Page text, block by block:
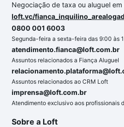
Negociação de taxa ou aluguel em
loft.vc/
0800 001 6003
Segunda-feira a sexta-feira das 9:00 às
atendimento.fianca@loft.com.br
Assuntos relacionados a Fiança Aluguel
Assuntos relacionados ao CRM Loft
imprensa@loft.com.br
Atendimento exclusivo aos profissionais
Sobre a Loft